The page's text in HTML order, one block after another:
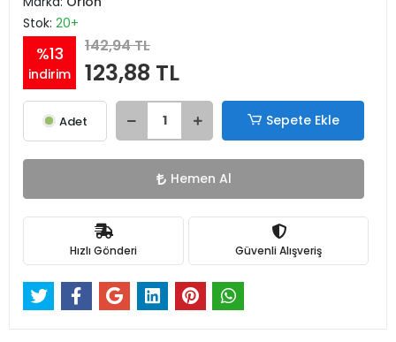
Stok: 20+
%13
indirim
142,94 TL
123,88 TL
Adet Sepete Ekle
Hemen Al
Hızlı Gönderi Güvenli Alışveriş